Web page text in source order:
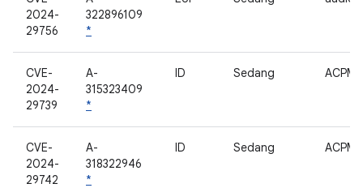
2024-
29756
322896109
*
CVE-
2024-
29739
A-
315323409
*
ID Sedang ACPM
CVE-
2024-
29742
A-
318322946
*
ID Sedang ACPM